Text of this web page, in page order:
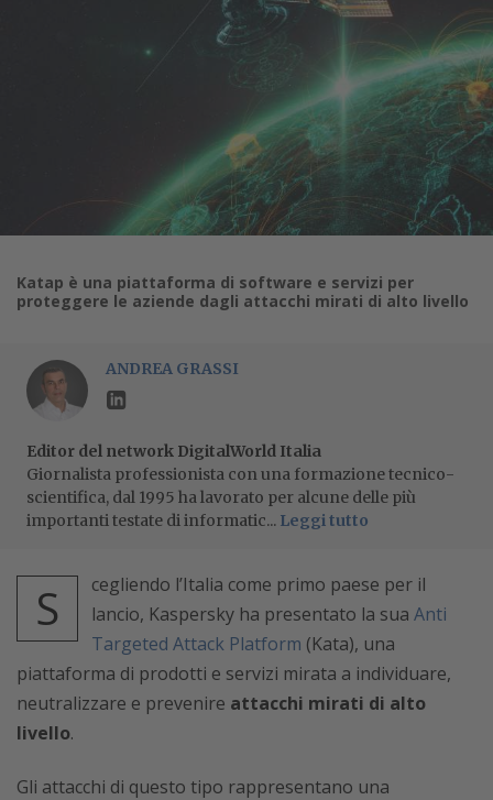
Katap è una piattaforma di software e servizi per
proteggere le aziende dagli attacchi mirati di alto livello
ANDREA GRASSI
Editor del network DigitalWorld Italia
Giornalista professionista con una formazione tecnico-
scientifica, dal 1995 ha lavorato per alcune delle più
importanti testate di informatic... Leggi tutto
S
cegliendo l’Italia come primo paese per il
lancio, Kaspersky ha presentato la sua Anti
Targeted Attack Platform (Kata), una
piattaforma di prodotti e servizi mirata a individuare,
neutralizzare e prevenire attacchi mirati di alto
livello.
Gli attacchi di questo tipo rappresentano una